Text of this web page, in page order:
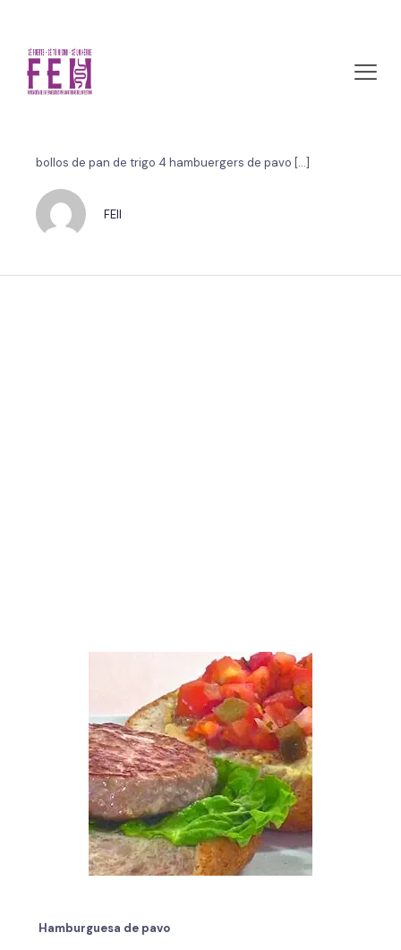
junio 7, 2011 by FEII
Hamburguesa de pavo
bollos de pan de trigo 4 hambuergers de pavo […]
FEII
Hamburguesa de pavo